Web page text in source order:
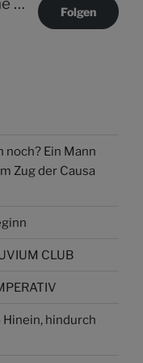
Das Phantastische Projekt - PHAN.PRO Folgen
noch? Ein Mann
Zug der Causa
CLUB
Hinein, hindurch